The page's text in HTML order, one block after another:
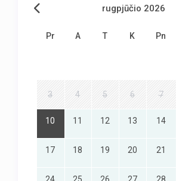
rugpjūčio 2026
Pr A T K Pn
3 4 5 6 7
10 11 12 13 14
17 18 19 20 21